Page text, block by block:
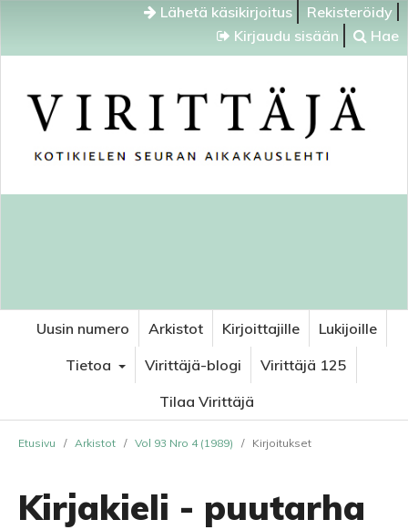
Lähetä käsikirjoitus
Rekisteröidy
Kirjaudu sisään
Hae
Uusin numero Arkistot Kirjoittajille
Lukijoille
Tietoa
Virittäjä-blogi
Virittäjä 125
Tilaa Virittäjä
Etusivu / Arkistot / Vol 93 Nro 4 (1989) / Kirjoitukset
Kirjakieli - puutarha